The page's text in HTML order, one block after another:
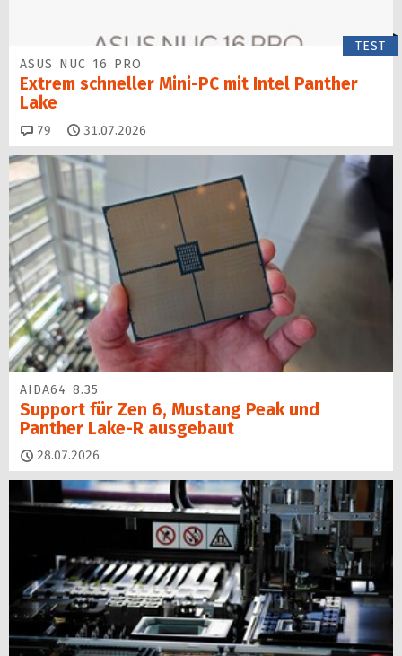
TEST
ASUS NUC 16 PRO
Extrem schneller Mini-PC mit Intel Panther
Lake
79 Kommentare
31.07.2026
AIDA64 8.35
Support für Zen 6, Mustang Peak und
Panther Lake-R ausgebaut
28.07.2026